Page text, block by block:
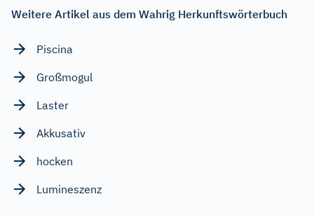
Weitere Artikel aus dem Wahrig Herkunftswörterbuch
Piscina
Großmogul
Laster
Akkusativ
hocken
Lumineszenz